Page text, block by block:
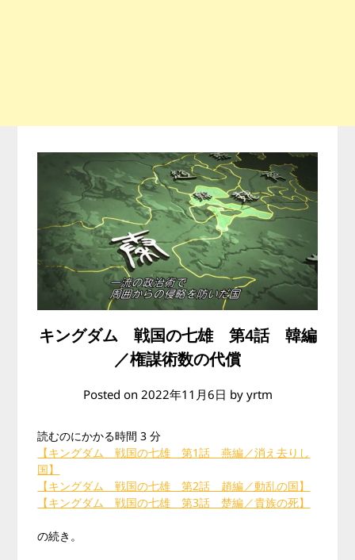
キングダム 戦国の七雄 第4話 韓編
／権謀術数の代償
Posted on 2022年11月6日 by yrtm
読むのにかかる時間 3 分
【キングダム 戦国の七雄 第1話 燕編／消え去りし
国】
【キングダム 戦国の七雄 第2話 趙編／動乱の国】
【キングダム 戦国の七雄 第3話 楚編／貴族の死】
の続き。